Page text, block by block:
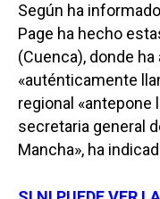
Según ha
Page ha hecho
(Cuenca), donde
«auténticamente
regional
secretaria general
Mancha», ha